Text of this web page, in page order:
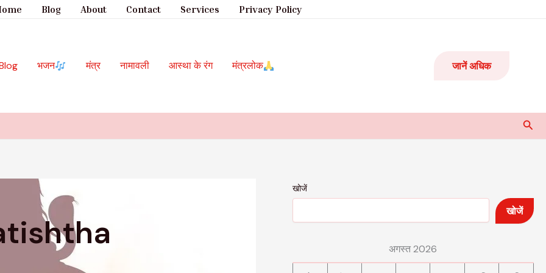
Blog About Contact Services Privacy Policy
भजन मंत्र नामावली आस्था के रंग मंत्रलोक जानें अधिक
खोजें
खोजें
अगस्त 2026